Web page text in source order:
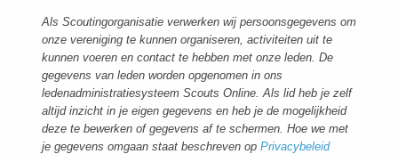
Als Scoutingorganisatie verwerken wij persoonsgegevens om
onze vereniging te kunnen organiseren, activiteiten uit te
kunnen voeren en contact te hebben met onze leden. De
gegevens van leden worden opgenomen in ons
ledenadministratiesysteem Scouts Online. Als lid heb je zelf
altijd inzicht in je eigen gegevens en heb je de mogelijkheid
deze te bewerken of gegevens af te schermen. Hoe we met
je gegevens omgaan staat beschreven op Privacybeleid